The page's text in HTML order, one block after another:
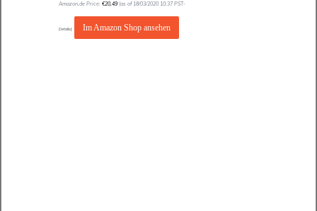
Amazon.de Price: €20,49(as of 18/03/2020 10:37 PST-
Details) Im Amazon Shop ansehen